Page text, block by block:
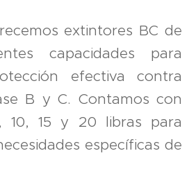
extintores BC de
capacidades para
efectiva contra
B y C. Contamos con
10, 15 y 20 libras para
específicas de